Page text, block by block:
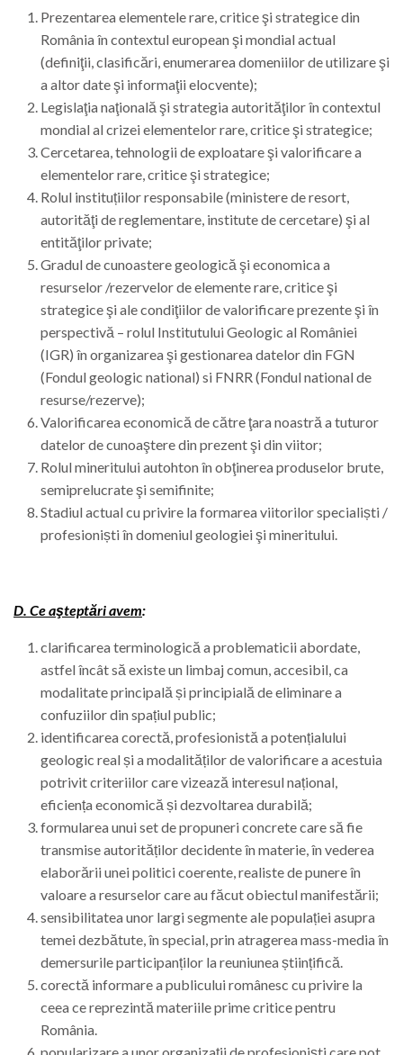
Prezentarea elementele rare, critice şi strategice din
România în contextul european şi mondial actual
(definiţii, clasificări, enumerarea domeniilor de utilizare şi
a altor date şi informaţii elocvente);
Legislaţia naţională şi strategia autorităţilor în contextul
mondial al crizei elementelor rare, critice şi strategice;
Cercetarea, tehnologii de exploatare şi valorificare a
elementelor rare, critice şi strategice;
Rolul instituțiilor responsabile (ministere de resort,
autorităţi de reglementare, institute de cercetare) şi al
entităţilor private;
Gradul de cunoastere geologică şi economica a
resurselor /rezervelor de elemente rare, critice şi
strategice şi ale condiţiilor de valorificare prezente şi în
perspectivă – rolul Institutului Geologic al României
(IGR) în organizarea şi gestionarea datelor din FGN
(Fondul geologic national) si FNRR (Fondul national de
resurse/rezerve);
Valorificarea economică de către ţara noastră a tuturor
datelor de cunoaştere din prezent şi din viitor;
Rolul mineritului autohton în obţinerea produselor brute,
semiprelucrate şi semifinite;
Stadiul actual cu privire la formarea viitorilor specialiști /
profesioniști în domeniul geologiei şi mineritului.
D. Ce aşteptări avem:
clarificarea terminologică a problematicii abordate,
astfel încât să existe un limbaj comun, accesibil, ca
modalitate principală și principială de eliminare a
confuziilor din spațiul public;
identificarea corectă, profesionistă a potențialului
geologic real și a modalităților de valorificare a acestuia
potrivit criteriilor care vizează interesul național,
eficiența economică și dezvoltarea durabilă;
formularea unui set de propuneri concrete care să fie
transmise autorităților decidente în materie, în vederea
elaborării unei politici coerente, realiste de punere în
valoare a resurselor care au făcut obiectul manifestării;
sensibilitatea unor largi segmente ale populației asupra
temei dezbătute, în special, prin atragerea mass-media în
demersurile participanților la reuniunea științifică.
corectă informare a publicului românesc cu privire la
ceea ce reprezintă materiile prime critice pentru
România.